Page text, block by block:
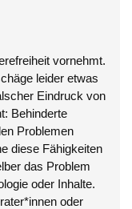
vornehmt.
leider etwas
Eindruck von
Behinderte
Problemen
diese Fähigkeiten
das Problem
oder Inhalte.
oder